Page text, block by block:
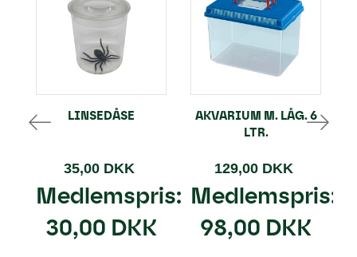
LINSEDÅSE
35,00 DKK
Medlemspris:
30,00 DKK
AKVARIUM M. LÅG. 6
LTR.
129,00 DKK
Medlemspris:
98,00 DKK